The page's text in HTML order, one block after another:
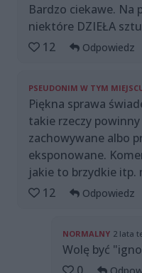
Bardzo ciekawe. Na
niektóre DZIEŁA
12
Odpowiedz
PSEUDONIM W TYM
Piękna sprawa
takie rzeczy
zachowywane albo
eksponowane.
jakie to brzydkie itp.
12
Odpowiedz
NORMALNY 2 lata
Wolę być
0